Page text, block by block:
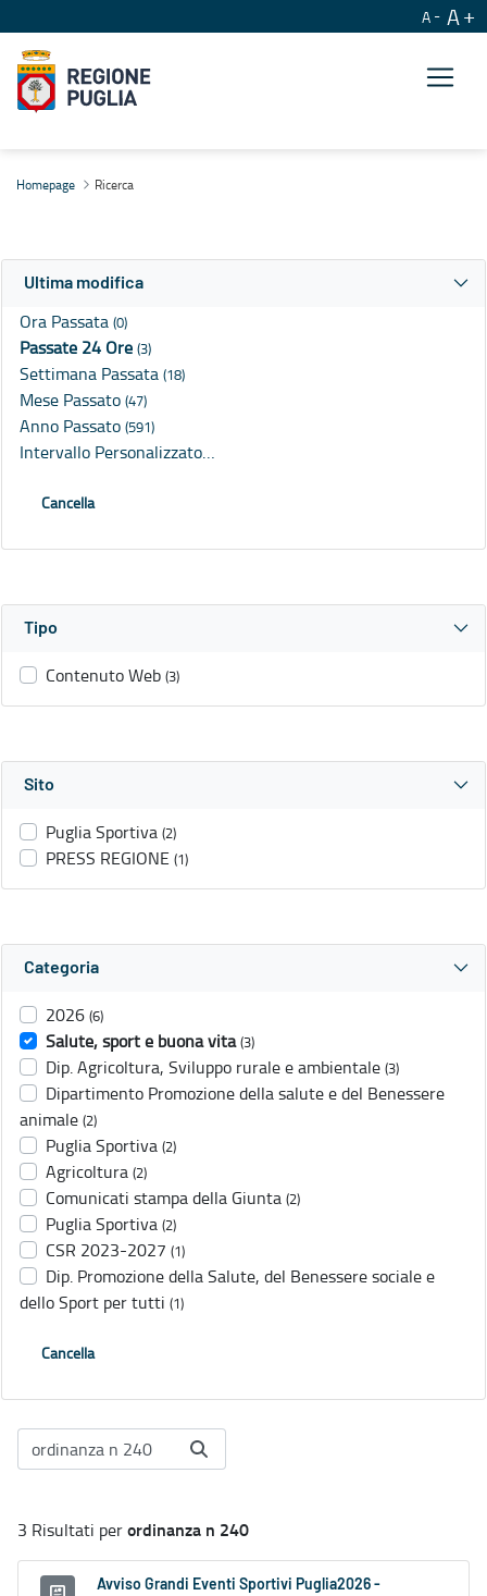
A A
Homepage Ricerca
Ultima modifica
Ora Passata (0)
Passate 24 Ore (3)
Settimana Passata (18)
Mese Passato (47)
Anno Passato (591)
Intervallo Personalizzato…
Cancella
Tipo
Contenuto Web (3)
Sito
Puglia Sportiva (2)
PRESS REGIONE (1)
Categoria
2026 (6)
Salute, sport e buona vita (3)
Dip. Agricoltura, Sviluppo rurale e ambientale (3)
Dipartimento Promozione della salute e del Benessere
animale (2)
Puglia Sportiva (2)
Agricoltura (2)
Comunicati stampa della Giunta (2)
Puglia Sportiva (2)
CSR 2023-2027 (1)
Dip. Promozione della Salute, del Benessere sociale e
dello Sport per tutti (1)
Cancella
3 Risultati perordinanza n 240
Avviso Grandi Eventi Sportivi Puglia2026 -